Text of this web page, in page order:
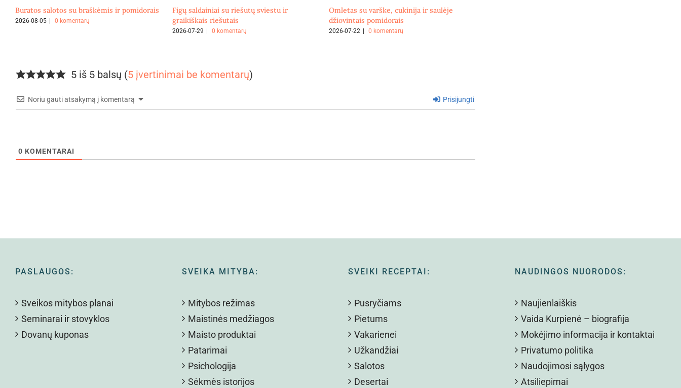
Buratos salotos su braškėmis ir pomidorais
2026-08-05 | 0 komentarų
Figų saldainiai su riešutų sviestu ir
graikiškais riešutais
2026-07-29 | 0 komentarų
Omletas su varške, cukinija ir saulėje
džiovintais pomidorais
2026-07-22 | 0 komentarų
5 iš 5 balsų (5 įvertinimai be komentarų)
Noriu gauti atsakymą į komentarą Prisijungti
0 KOMENTARAI
PASLAUGOS:
Sveikos mitybos planai
Seminarai ir stovyklos
Dovanų kuponas
SVEIKA MITYBA:
Mitybos režimas
Maistinės medžiagos
Maisto produktai
Patarimai
Psichologija
Sėkmės istorijos
SVEIKI RECEPTAI:
Pusryčiams
Pietums
Vakarienei
Užkandžiai
Salotos
Desertai
NAUDINGOS NUORODOS:
Naujienlaiškis
Vaida Kurpienė – biografija
Mokėjimo informacija ir kontaktai
Privatumo politika
Naudojimosi sąlygos
Atsiliepimai